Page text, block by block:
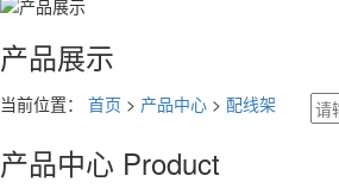
产品展示
当前位置： 首页 > 产品中心 > 配线架
产品中心 Product